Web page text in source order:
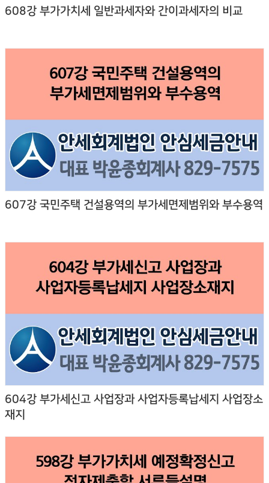
608강 부가가치세 일반과세자와 간이과세자의 비교
607강 국민주택 건설용역의 부가세면제범위와 부수용역
604강 부가세신고 사업장과 사업자등록납세지 사업장소
재지